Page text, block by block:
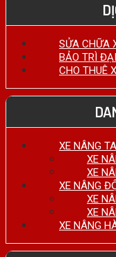
SỬA CHỮA
BẢO TRÌ
CHO THUÊ
XE NÂNG
XE
XE
XE NÂNG
XE
XE
XE NÂNG